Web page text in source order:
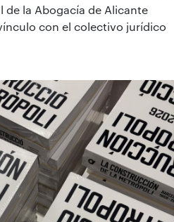
de la Abogacía de Alicante
con el colectivo jurídico